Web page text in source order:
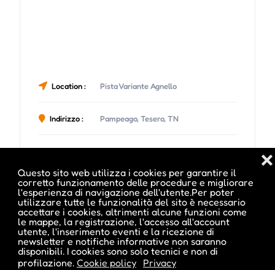
Questo sito web utilizza i cookies per garantire il
corretto funzionamento delle procedure e migliorare
l'esperienza di navigazione dell'utente.Per poter
utilizzare tutte le funzionalità del sito è necessario
accettare i cookies, altrimenti alcune funzioni come
le mappe, la registrazione, l'accesso all'account
utente, l'inserimento eventi e la ricezione di
newsletter e notifiche informative non saranno
disponibili. I cookies sono solo tecnici e non di
profilazione. Cookie policy Privacy
❌
Location : Pista Variante Agnello
Indirizzo : Pampeago, Tesero, TN
Date e orari evento :